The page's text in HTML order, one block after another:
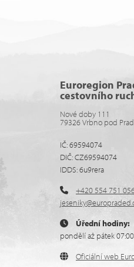
Euroregion
cestovního
Nové doby 111
79326 Vrbno pod
IČ: 69594074
DIČ: CZ69594074
IDDS: 6u9rera
+420 554 751
Úřední hodiny:
pondělí až pátek
Oficiální web